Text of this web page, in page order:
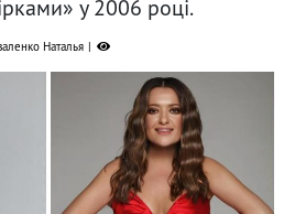
у 2006 році.
Наталья